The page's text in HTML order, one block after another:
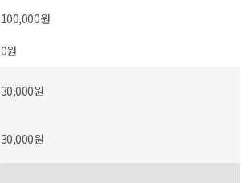
100,000원
0원
30,000원
30,000원